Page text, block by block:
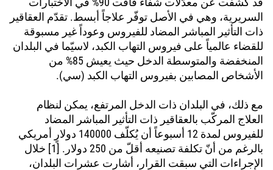
السريرية، وهي في الأصل توفّر علاجاً أبسط. تقدّم العقاقير
ذات التأثير المباشر المضاد للفيروس وعوداً غير مسبوقة
للقضاء عالمياً على فيروس التهاب الكبد، لاسيّما في البلدان
المنخفضة والمتوسطة الدخل حيث يعيش 85% من
الأشخاص المصابين بفيروس التهاب الكبد (سي).
مع ذلك، في البلدان ذات الدخل المرتفع، يمكن لنظام
العلاج المركّب بالعقاقير ذات التأثير المباشر المضاد
للفيروس لمدة 12 أسبوعاً أن يُكلّف 140000 دولارٍ أمريكي
بالرغم من أنّ تكلفة تصنيعه أقلّ من 250 دولار. [1] خلال
الإجراءات التي سبقت القرار، أشارت عشرات البلدان،